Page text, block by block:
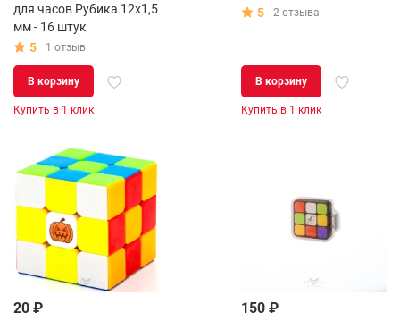
для часов Рубика 12х1,5
мм - 16 штук
5
1 отзыв
В корзину
Купить в 1 клик
5
2 отзыва
В корзину
Купить в 1 клик
20 ₽ 150 ₽